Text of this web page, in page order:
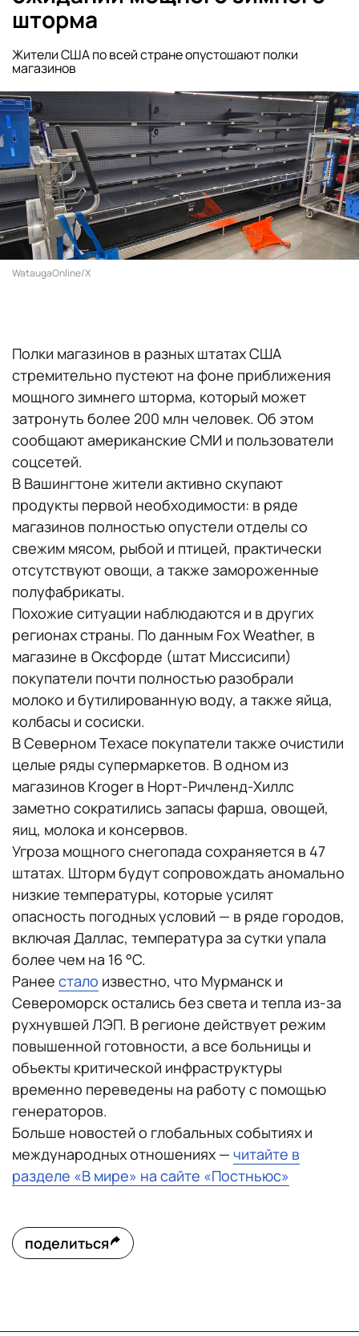
шторма
Жители США по всей стране опустошают полки
магазинов
WataugaOnline/X
Полки магазинов в разных штатах США
стремительно пустеют на фоне приближения
мощного зимнего шторма, который может
затронуть более 200 млн человек. Об этом
сообщают американские СМИ и пользователи
соцсетей.
В Вашингтоне жители активно скупают
продукты первой необходимости: в ряде
магазинов полностью опустели отделы со
свежим мясом, рыбой и птицей, практически
отсутствуют овощи, а также замороженные
полуфабрикаты.
Похожие ситуации наблюдаются и в других
регионах страны. По данным Fox Weather, в
магазине в Оксфорде (штат Миссисипи)
покупатели почти полностью разобрали
молоко и бутилированную воду, а также яйца,
колбасы и сосиски.
В Северном Техасе покупатели также очистили
целые ряды супермаркетов. В одном из
магазинов Kroger в Норт-Ричленд-Хиллс
заметно сократились запасы фарша, овощей,
яиц, молока и консервов.
Угроза мощного снегопада сохраняется в 47
штатах. Шторм будут сопровождать аномально
низкие температуры, которые усилят
опасность погодных условий — в ряде городов,
включая Даллас, температура за сутки упала
более чем на 16 °C.
Ранее стало известно, что Мурманск и
Североморск остались без света и тепла из-за
рухнувшей ЛЭП. В регионе действует режим
повышенной готовности, а все больницы и
объекты критической инфраструктуры
временно переведены на работу с помощью
генераторов.
Больше новостей о глобальных событиях и
международных отношениях — читайте в
разделе «В мире» на сайте «Постньюс»
поделиться